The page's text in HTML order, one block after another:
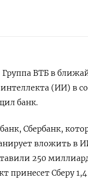
ВТБ в
(ИИ) в
банк.
Сбербанк,
вложить в
250
принесет Сберу